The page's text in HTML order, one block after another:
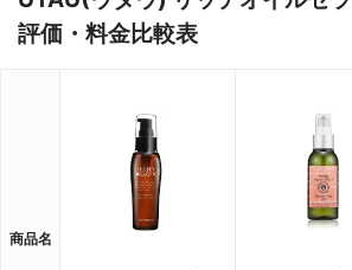
評価・料金比較表
商品名